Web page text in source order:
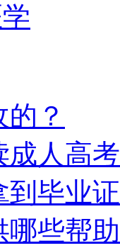
？
成人高
到毕业
哪些帮